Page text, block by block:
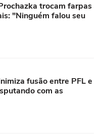
trocam farpas
"Ninguém falou seu
fusão entre PFL e
com as